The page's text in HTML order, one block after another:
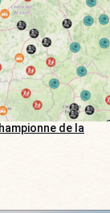
de la